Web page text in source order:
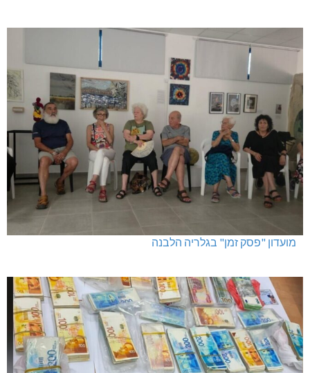
מועדון "פסק זמן" בגלריה הלבנה